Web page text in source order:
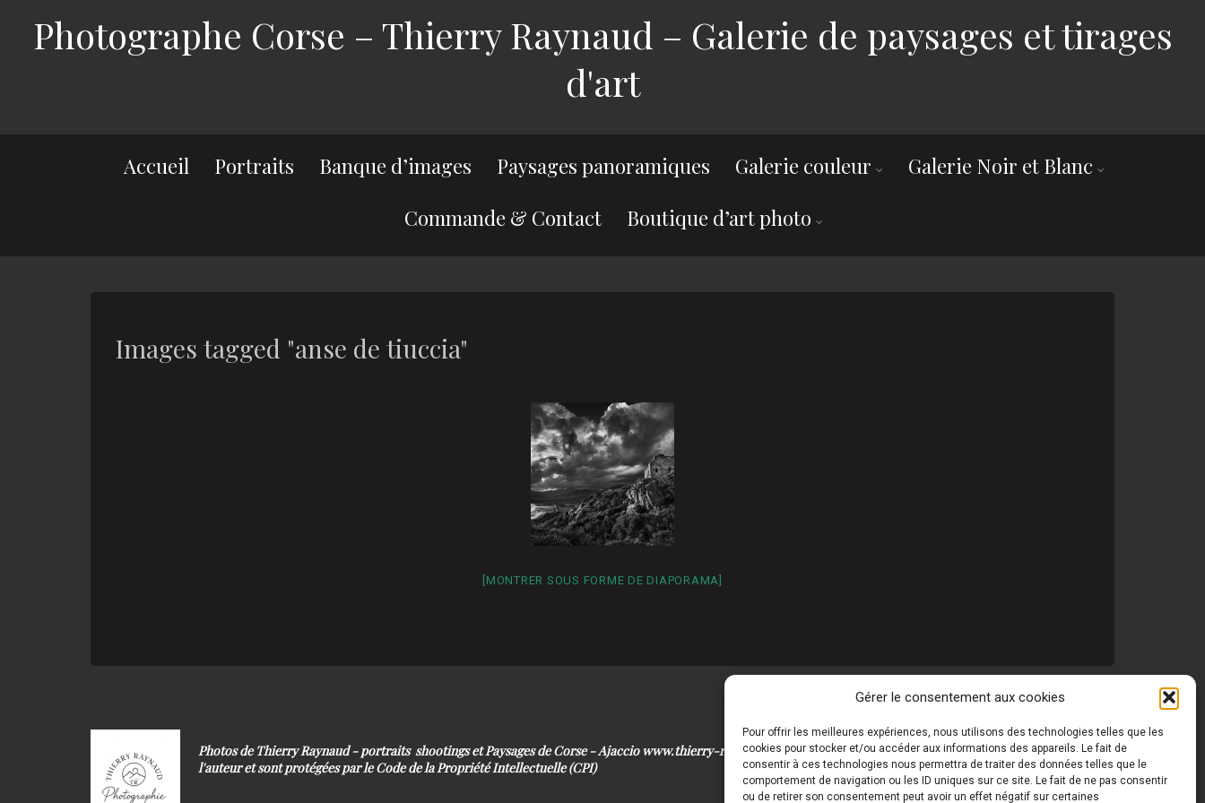
Gérer le consentement aux cookies
Pour offrir les meilleures expériences, nous utilisons des technologies telles que les
cookies pour stocker et/ou accéder aux informations des appareils. Le fait de
consentir à ces technologies nous permettra de traiter des données telles que le
comportement de navigation ou les ID uniques sur ce site. Le fait de ne pas consentir
ou de retirer son consentement peut avoir un effet négatif sur certaines
Photographe Corse – Thierry Raynaud – Galerie de paysages et tirages
d'art
Accueil Portraits Banque d’images Paysages panoramiques Galerie couleur
Galerie Noir et Blanc
Commande & Contact
Boutique d’art photo
Images tagged "anse de tiuccia"
[MONTRER SOUS FORME DE DIAPORAMA]
Photos de Thierry Raynaud - portraits shootings et Paysages de Corse - Ajaccio www.thierry-raynaud.com © Toutes les photos de ce site sont la propriété de
l'auteur et sont protégées par le Code de la Propriété Intellectuelle (CPI)